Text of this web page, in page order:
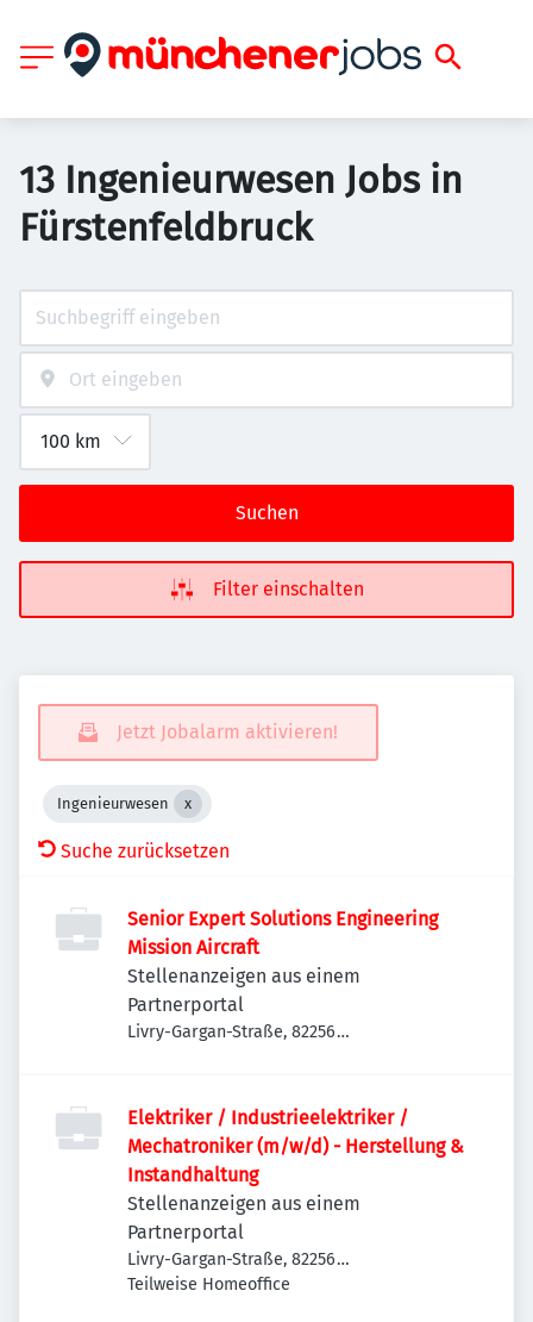
13 Ingenieurwesen Jobs in
Fürstenfeldbruck
Suchen
Filter einschalten
Jetzt Jobalarm aktivieren!
Ingenieurwesen
Suche zurücksetzen
Senior Expert Solutions Engineering
Mission Aircraft
Stellenanzeigen aus einem
Partnerportal
Livry-Gargan-Straße, 82256
Elektriker / Industrieelektriker /
Mechatroniker (m/w/d) - Herstellung &
Instandhaltung
Stellenanzeigen aus einem
Partnerportal
Livry-Gargan-Straße, 82256
Fürstenfeldbruck, Deutschland
Teilweise Homeoffice